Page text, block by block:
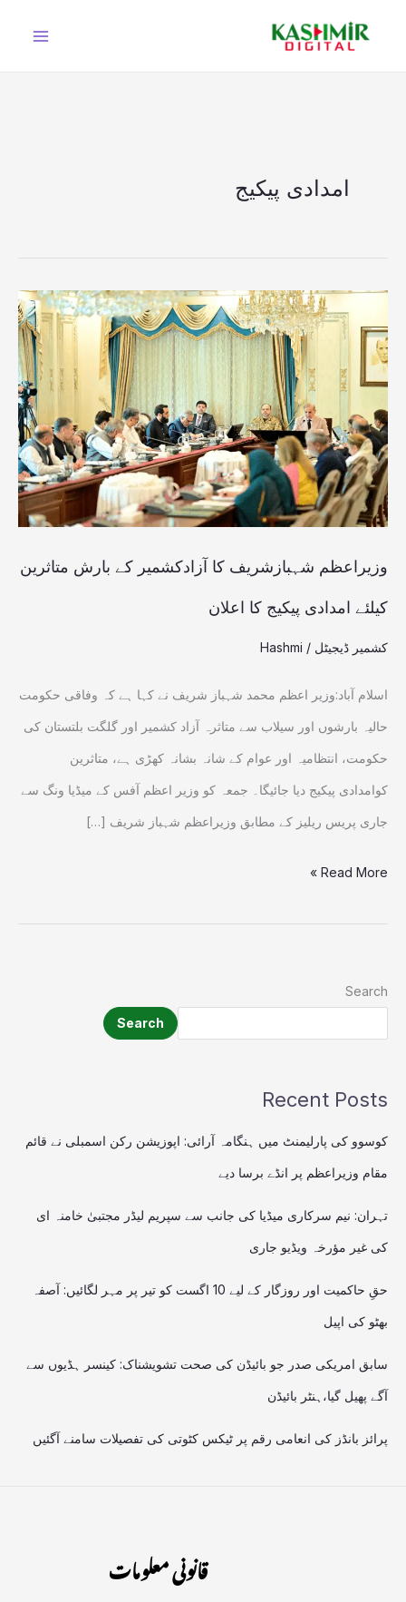
امدادی پیکیج
وزیراعظم شہبازشریف کا آزادکشمیر کے بارش متاثرین
کیلئے امدادی پیکیج کا اعلان
کشمیر ڈیجیٹل /
Hashmi
اسلام آباد:وزیر اعظم محمد شہباز شریف نے کہا ہے کہ وفاقی حکومت
حالیہ بارشوں اور سیلاب سے متاثرہ آزاد کشمیر اور گلگت بلتستان کی
حکومت، انتظامیہ اور عوام کے شانہ بشانہ کھڑی ہے، متاثرین
کوامدادی پیکیج دیا جائیگا۔ جمعہ کو وزیر اعظم آفس کے میڈیا ونگ سے
جاری پریس ریلیز کے مطابق وزیراعظم شہباز شریف […]
شہبازشریف
کا
کے
بارش
متاثرین
کیلئے
امدادی
اعلان
Read More »
Search
Search
Recent Posts
کوسوو کی پارلیمنٹ میں ہنگامہ آرائی: اپوزیشن رکن اسمبلی نے قائم
مقام وزیراعظم پر انڈے برسا دیے
تہران: نیم سرکاری میڈیا کی جانب سے سپریم لیڈر مجتبیٰ خامنہ ای
کی غیر مؤرخہ ویڈیو جاری
حقِ حاکمیت اور روزگار کے لیے 10 اگست کو تیر پر مہر لگائیں: آصفہ
بھٹو کی اپیل
سابق امریکی صدر جو بائیڈن کی صحت تشویشناک: کینسر ہڈیوں سے
آگے پھیل گیا،ہنٹر بائیڈن
پرائز بانڈز کی انعامی رقم پر ٹیکس کٹوتی کی تفصیلات سامنے آگئیں
قانونی معلومات